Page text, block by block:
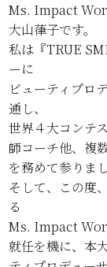
Ms. Impact
大山葎子です。
私は『TRUE
ーに
ビューティプロ
通し、
世界４大コンテ
師コーチ他、複
を務めて参りまし
そして、この度
る
Ms. Impact
就任を機に、本